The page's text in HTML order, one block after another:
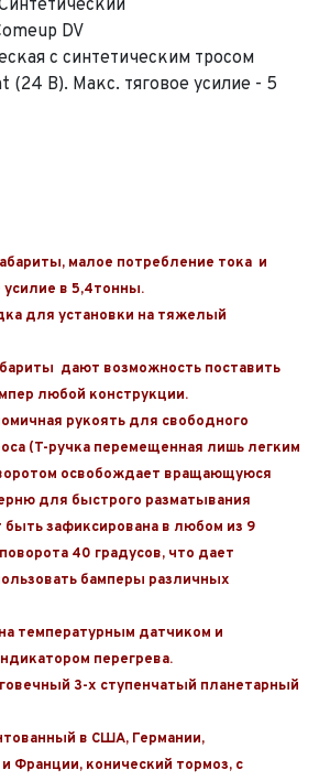
DV
с синтетическим тросом
(24 В). Макс. тяговое усилие - 5
малое потребление тока и
в 5,4тонны.
для установки на тяжелый
дают возможность поставить
любой конструкции.
рукоять для свободного
(T-ручка перемещенная лишь легким
освобождает вращающуюся
для быстрого разматывания
быть зафиксирована в любом из 9
40 градусов, что дает
бамперы различных
температурным датчиком и
перегрева.
3-х ступенчатый планетарный
в США, Германии,
Франции, конический тормоз, с